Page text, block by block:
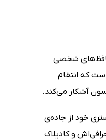
شخصی
که انتقام
آشکار می‌کند.
خود از جاده‌ی
و کادیلاک